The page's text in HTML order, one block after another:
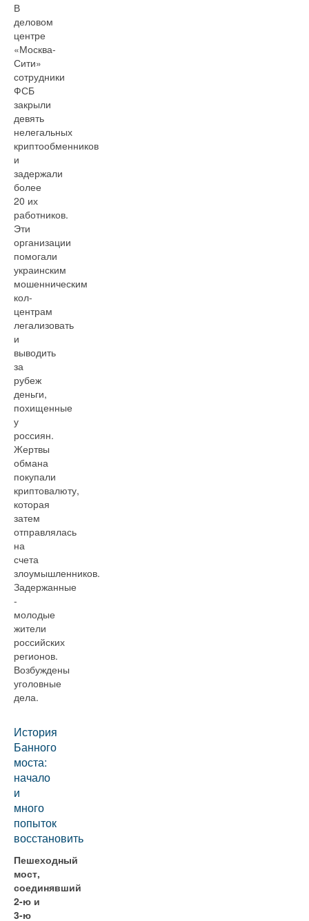
В
деловом
центре
«Москва-
Сити»
сотрудники
ФСБ
закрыли
девять
нелегальных
криптообменников
и
задержали
более
20 их
работников.
Эти
организации
помогали
украинским
мошенническим
кол-
центрам
легализовать
и
выводить
за
рубеж
деньги,
похищенные
у
россиян.
Жертвы
обмана
покупали
криптовалюту,
которая
затем
отправлялась
на
счета
злоумышленников.
Задержанные
-
молодые
жители
российских
регионов.
Возбуждены
уголовные
дела.
История
Банного
моста:
начало
и
много
попыток
восстановить
Пешеходный
мост,
соединявший
2-ю и
3-ю